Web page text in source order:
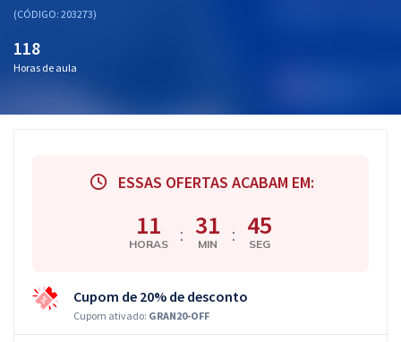
Blog
Aprovados
(CÓDIGO: 203273)
118
Horas de aula
ESSAS OFERTAS ACABAM EM:
11
HORAS : 31
MIN : 44
SEG
Cupom de 20% de desconto
Cupom ativado: GRAN20-OFF